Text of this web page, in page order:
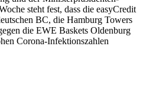
steht fest, dass die easyCredit
BC, die Hamburg Towers
die EWE Baskets Oldenburg
Corona-Infektionszahlen